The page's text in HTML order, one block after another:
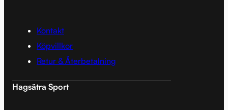
Kontakt
Köpvillkor
Retur & Återbetalning
Hagsätra Sport